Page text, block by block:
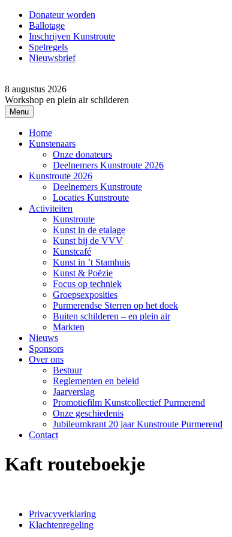
Donateur worden
Ballotage
Inschrijven Kunstroute
Spelregels
Nieuwsbrief
8 augustus 2026
Workshop en plein air schilderen
Menu
Home
Kunstenaars
Onze donateurs
Deelnemers Kunstroute 2026
Kunstroute 2026
Deelnemers Kunstroute
Locaties Kunstroute
Activiteiten
Kunstroute
Kunst in de etalage
Kunst bij de VVV
Kunstcafé
Kunst in ’t Stamhuis
Kunst & Poëzie
Focus op techniek
Groepsexposities
Purmerendse Sterren op het doek
Buiten schilderen – en plein air
Markten
Nieuws
Sponsors
Over ons
Bestuur
Reglementen en beleid
Jaarverslag
Promotiefilm Kunstcollectief Purmerend
Onze geschiedenis
Jubileumkrant 20 jaar Kunstroute Purmerend
Contact
Kaft routeboekje
Privacyverklaring
Klachtenregeling